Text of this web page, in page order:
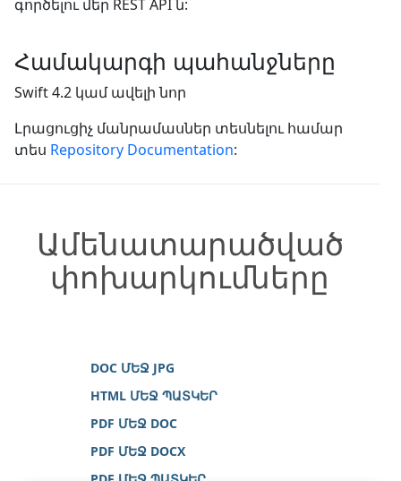
գործելու մեր REST API ն:
Համակարգի պահանջները
Swift 4.2 կամ ավելի նոր
Լրացուցիչ մանրամասներ տեսնելու համար
տես Repository Documentation:
Ամենատարածված
փոխարկումները
DOC ՄԵՋ JPG
HTML ՄԵՋ ՊԱՏԿԵՐ
PDF ՄԵՋ DOC
PDF ՄԵՋ DOCX